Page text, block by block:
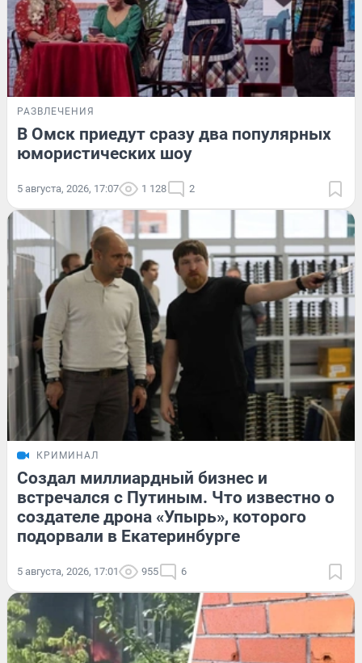
РАЗВЛЕЧЕНИЯ
В Омск приедут сразу два популярных
юмористических шоу
5 августа, 2026, 17:07 1 128 2
КРИМИНАЛ
Создал миллиардный бизнес и
встречался с Путиным. Что известно о
создателе дрона «Упырь», которого
подорвали в Екатеринбурге
5 августа, 2026, 17:01 955 6